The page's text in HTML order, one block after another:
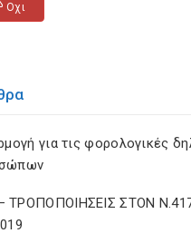
Οχι
για τις φορολογικές
ΤΡΟΠΟΠΟΙΗΣΕΙΣ ΣΤΟΝ